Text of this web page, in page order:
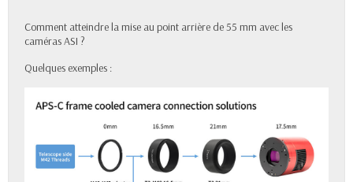
Comment atteindre la mise au point arrière de 55 mm avec les
caméras ASI ?
Quelques exemples :